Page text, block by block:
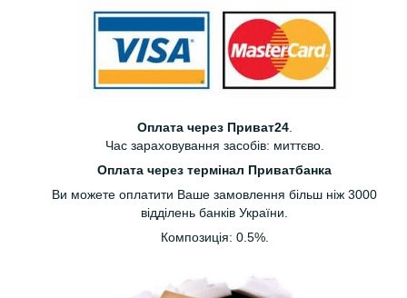
Оплата через Приват24.
Час зараховування засобів: миттєво.
Оплата через термінал Приватбанка
Ви можете оплатити Ваше замовлення більш ніж 3000
відділень банків України.
Композиція: 0.5%.